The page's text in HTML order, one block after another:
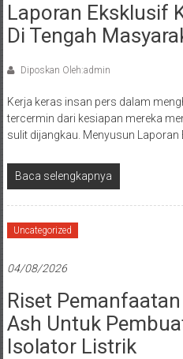
Laporan Eksklusif
Di Tengah
Diposkan Oleh:admin
Kerja keras insan pers dalam
tercermin dari kesiapan mereka
sulit dijangkau. Menyusun
Baca selengkapnya
Uncategorized
04/08/2026
Riset
Ash Untuk
Isolator Listrik